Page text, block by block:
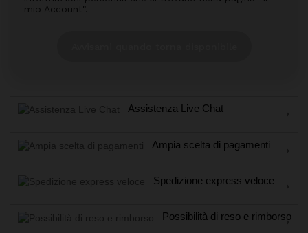
mio Account".
Assistenza Live Chat
Ampia scelta di pagamenti
Spedizione express veloce
Possibilità di reso e rimborso